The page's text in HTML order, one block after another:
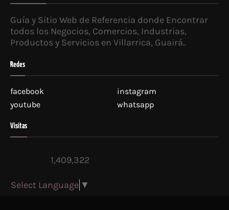
Guía y Sitio Web de Referencia donde Encontrar
todos los Negocios, Comercios, Industrias,
Productos y Servicios en Villarrica, Guairá..
Redes
facebook
instagram
youtube
whatsapp
Visitas
1,409,322
Select Language ▼